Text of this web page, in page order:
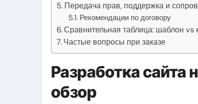
Передача прав, поддержка и
Рекомендации по договору
Сравнительная таблица: шаблон vs
Частые вопросы при заказе
Разработка сайта
обзор